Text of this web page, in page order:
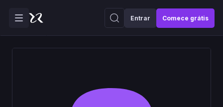
Entrar Comece grátis